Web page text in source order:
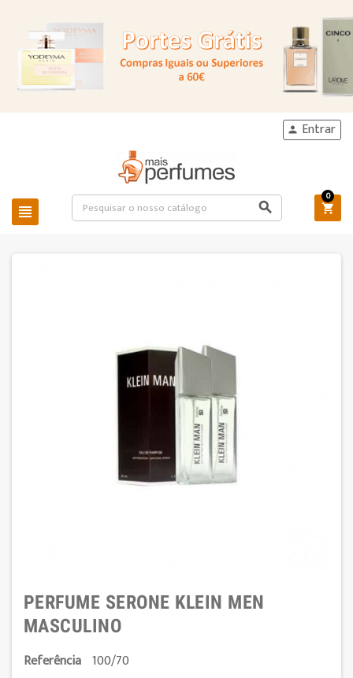
 
 Entrar

0
PERFUME SERONE KLEIN MEN
MASCULINO
Referência 100/70